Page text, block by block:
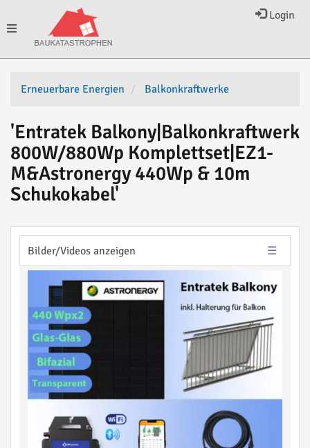
Login
Toggle
navigation
Erneuerbare Energien Balkonkraftwerke
'Entratek Balkony|Balkonkraftwerk
800W/880Wp Komplettset|EZ1-
M&Astronergy 440Wp & 10m
Schukokabel'
Bilder/Videos anzeigen